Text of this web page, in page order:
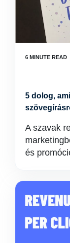
5 dolog,
A szavak
és